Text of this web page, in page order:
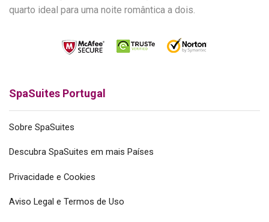
quarto ideal para uma noite romântica a dois.
SpaSuites Portugal
Sobre SpaSuites
Descubra SpaSuites em mais Países
Privacidade e Cookies
Aviso Legal e Termos de Uso